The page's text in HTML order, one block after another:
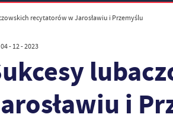
recytatorów w Jarosławiu i Przemyślu
04 - 12 - 2023
i